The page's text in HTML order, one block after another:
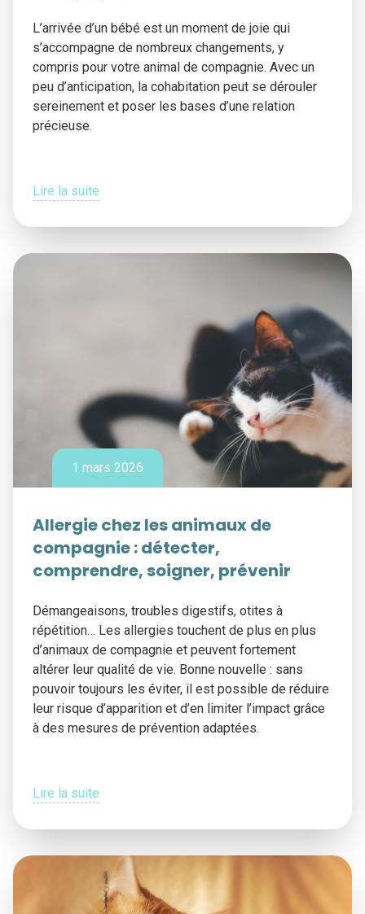
L’arrivée d’un bébé est un moment de joie qui
s’accompagne de nombreux changements, y
compris pour votre animal de compagnie. Avec un
peu d’anticipation, la cohabitation peut se dérouler
sereinement et poser les bases d’une relation
précieuse.
Lire la suite
1 mars 2026
Allergie chez les animaux de
compagnie : détecter,
comprendre, soigner, prévenir
Démangeaisons, troubles digestifs, otites à
répétition… Les allergies touchent de plus en plus
d’animaux de compagnie et peuvent fortement
altérer leur qualité de vie. Bonne nouvelle : sans
pouvoir toujours les éviter, il est possible de réduire
leur risque d’apparition et d’en limiter l’impact grâce
à des mesures de prévention adaptées.
Lire la suite